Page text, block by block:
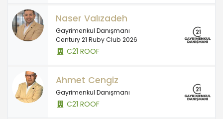
Naser Valızadeh
Gayrimenkul Danışmanı
Century 21 Ruby Club 2026
C21 ROOF
Ahmet Cengiz
Gayrimenkul Danışmanı
C21 ROOF